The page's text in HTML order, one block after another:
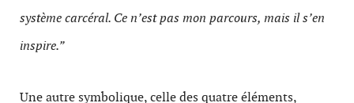
système carcéral. Ce n’est pas mon parcours, mais il s’en
inspire.”
Une autre symbolique, celle des quatre éléments,